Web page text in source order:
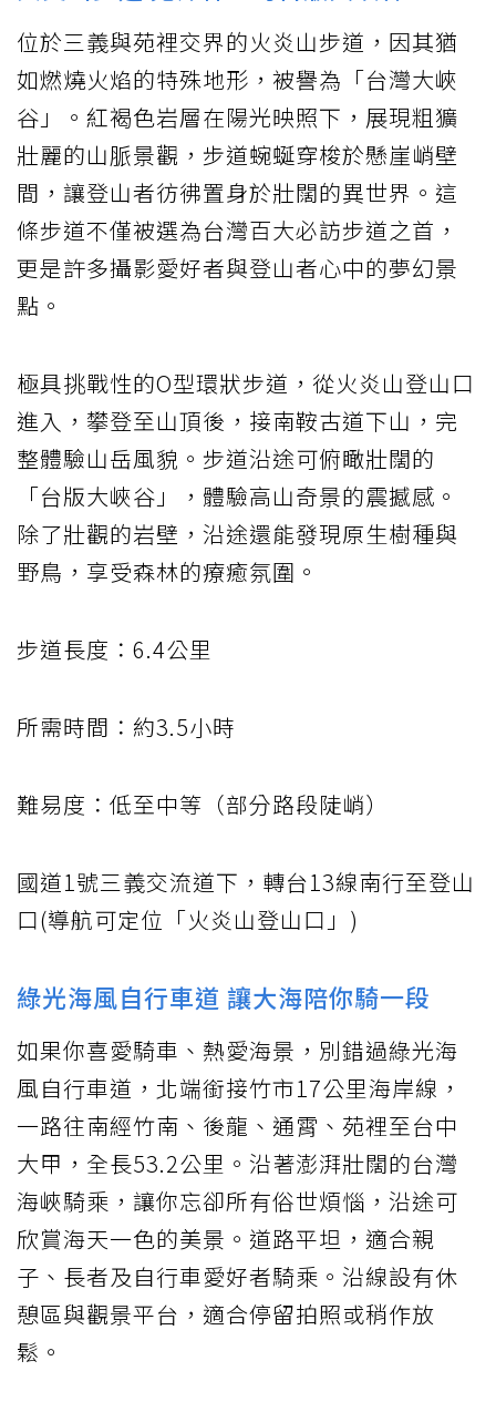
位於三義與苑裡交界的火炎山步道，因其猶
如燃燒火焰的特殊地形，被譽為「台灣大峽
谷」。紅褐色岩層在陽光映照下，展現粗獷
壯麗的山脈景觀，步道蜿蜒穿梭於懸崖峭壁
間，讓登山者彷彿置身於壯闊的異世界。這
條步道不僅被選為台灣百大必訪步道之首，
更是許多攝影愛好者與登山者心中的夢幻景
點。
極具挑戰性的O型環狀步道，從火炎山登山口
進入，攀登至山頂後，接南鞍古道下山，完
整體驗山岳風貌。步道沿途可俯瞰壯闊的
「台版大峽谷」，體驗高山奇景的震撼感。
除了壯觀的岩壁，沿途還能發現原生樹種與
野鳥，享受森林的療癒氛圍。
步道長度：6.4公里
所需時間：約3.5小時
難易度：低至中等（部分路段陡峭）
國道1號三義交流道下，轉台13線南行至登山
口(導航可定位「火炎山登山口」)
綠光海風自行車道 讓大海陪你騎一段
如果你喜愛騎車、熱愛海景，別錯過綠光海
風自行車道，北端銜接竹市17公里海岸線，
一路往南經竹南、後龍、通霄、苑裡至台中
大甲，全長53.2公里。沿著澎湃壯闊的台灣
海峽騎乘，讓你忘卻所有俗世煩惱，沿途可
欣賞海天一色的美景。道路平坦，適合親
子、長者及自行車愛好者騎乘。沿線設有休
憩區與觀景平台，適合停留拍照或稍作放
鬆。